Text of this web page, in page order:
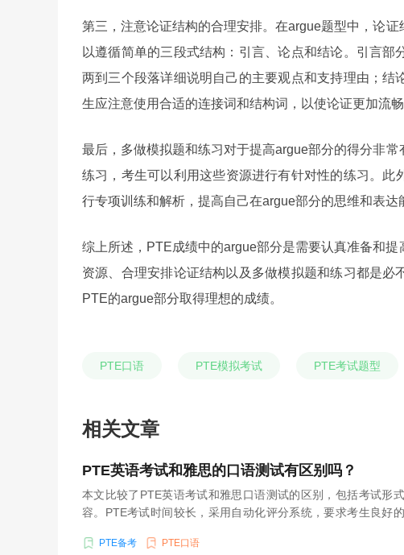
第三，注意论证结构的合理安排。在argue题型中，论
以遵循简单的三段式结构：引言、论点和结论。引言部
两到三个段落详细说明自己的主要观点和支持理由；
生应注意使用合适的连接词和结构词，以使论证更加流畅
最后，多做模拟题和练习对于提高argue部分的得分非
练习，考生可以利用这些资源进行有针对性的练习。
行专项训练和解析，提高自己在argue部分的思维和表达
综上所述，PTE成绩中的argue部分是需要认真准备和
资源、合理安排论证结构以及多做模拟题和练习都是
PTE的argue部分取得理想的成绩。
PTE口语 PTE模拟考试 PTE考试题型
相关文章
PTE英语考试和雅思的口语测试有区别吗？
本文比较了PTE英语考试和雅思口语测试的区别，包括考试形
容。PTE考试时间较长，采用自动化评分系统，要求考生良好
选择适合的考试，并了解其要求和特点。
PTE备考 PTE口语